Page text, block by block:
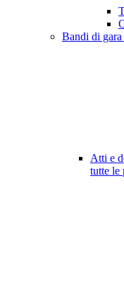
Bandi di gara
Atti e
tutte le